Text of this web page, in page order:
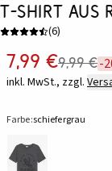
T-Shirt aus
(6)
7,99 €9,99 €-
inkl. MwSt., zzgl.
Farbe:schiefergrau